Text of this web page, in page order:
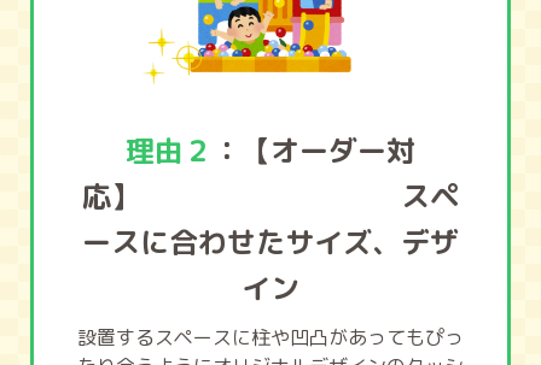
理由２ ：【オーダー対
応】 スペ
ースに合わせたサイズ、デザ
イン
設置するスペースに柱や凹凸があってもぴっ